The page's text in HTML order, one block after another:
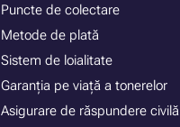
Puncte de colectare
Metode de plată
Sistem de loialitate
Garanția pe viață a tonerelor
Asigurare de răspundere civilă